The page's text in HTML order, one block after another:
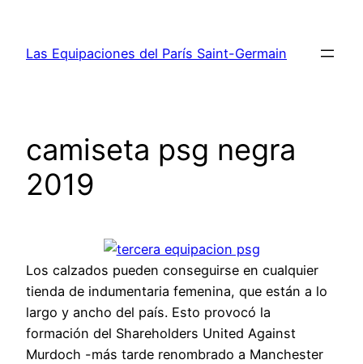
contenido
Las Equipaciones del París Saint-Germain
camiseta psg negra
2019
Los calzados pueden conseguirse en cualquier
tienda de indumentaria femenina, que están a lo
largo y ancho del país. Esto provocó la
formación del Shareholders United Against
Murdoch -más tarde renombrado a Manchester